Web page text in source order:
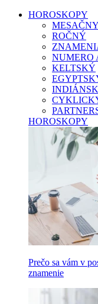
HOROSKOPY
MESAČNY
ROČNÝ
NUMERO
KELTSKÝ
HOROSKOPY
Prečo sa vám v
znamenie